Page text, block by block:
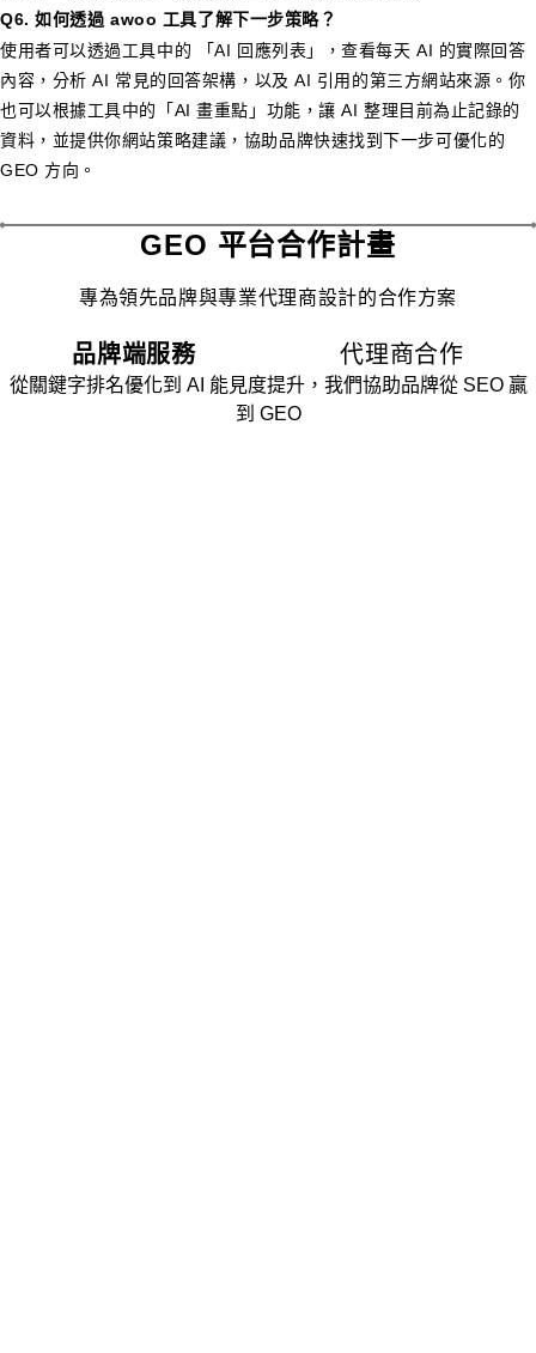
Q6.如何透過 awoo 工具了解下一步策略？
使用者可以透過工具中的 「AI 回應列表」，查看每天 AI 的實際回答
內容，分析 AI 常見的回答架構，以及 AI 引用的第三方網站來源。你
也可以根據工具中的「AI 畫重點」功能，讓 AI 整理目前為止記錄的
資料，並提供你網站策略建議，協助品牌快速找到下一步可優化的
GEO 方向。
GEO 平台合作計畫
專為領先品牌與專業代理商設計的合作方案
品牌端服務 代理商合作
從關鍵字排名優化到 AI 能見度提升，我們協助品牌從 SEO 贏
到 GEO